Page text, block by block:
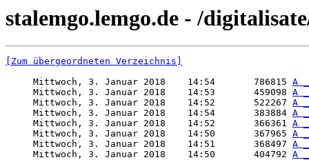
stalemgo.lemgo.de - /
[Zum übergeordneten Verzeichnis]
     Mittwoch, 3. Januar 2018    14:54       786815
A
     Mittwoch, 3. Januar 2018    14:53       459098
A
     Mittwoch, 3. Januar 2018    14:52       522267
A
     Mittwoch, 3. Januar 2018    14:54       383884
A
     Mittwoch, 3. Januar 2018    14:52       366361
A
     Mittwoch, 3. Januar 2018    14:50       367965
A
     Mittwoch, 3. Januar 2018    14:51       368497
A
     Mittwoch, 3. Januar 2018    14:50       404792
A